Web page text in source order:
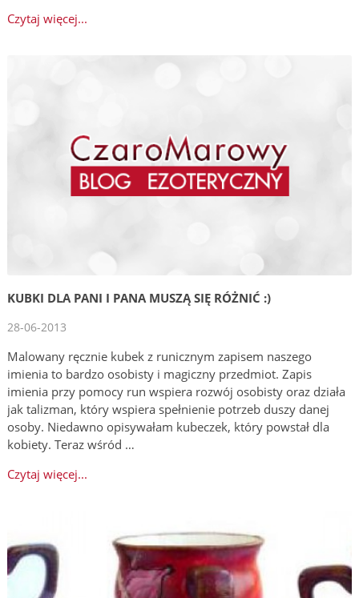
Czytaj więcej...
KUBKI DLA PANI I PANA MUSZĄ SIĘ RÓŻNIĆ :)
28-06-2013
Malowany ręcznie kubek z runicznym zapisem naszego
imienia to bardzo osobisty i magiczny przedmiot. Zapis
imienia przy pomocy run wspiera rozwój osobisty oraz działa
jak talizman, który wspiera spełnienie potrzeb duszy danej
osoby. Niedawno opisywałam kubeczek, który powstał dla
kobiety. Teraz wśród …
Czytaj więcej...